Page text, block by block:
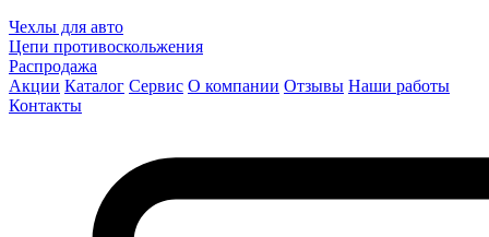
Чехлы для авто
Цепи противоскольжения
Распродажа
Акции Каталог Сервис О компании Отзывы Наши работы
Контакты